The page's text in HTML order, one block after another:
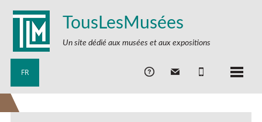
TousLesMusées
Un site dédié aux musées et aux expositions
FR